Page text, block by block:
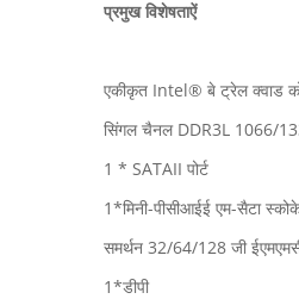
प्रमुख विशेषताऐं
एकीकृत Intel® बे ट्रेल क्वाड
सिंगल चैनल DDR3L 1066/
1 * SATAII पोर्ट
1*मिनी-पीसीआईई एम-सैटा
समर्थन 32/64/128 जी
1*डीपी